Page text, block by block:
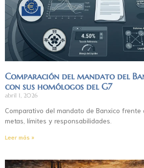
Comparación del mandato del
con sus homólogos del G7
abril 1, 2026
Comparativo del mandato de Banxico frente
metas, límites y responsabilidades.
Leer más »